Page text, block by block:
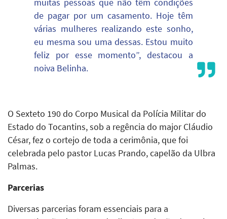
muitas pessoas que não têm condições
de pagar por um casamento. Hoje têm
várias mulheres realizando este sonho,
eu mesma sou uma dessas. Estou muito
feliz por esse momento”, destacou a
noiva Belinha.
O Sexteto 190 do Corpo Musical da Polícia Militar do
Estado do Tocantins, sob a regência do major Cláudio
César, fez o cortejo de toda a cerimônia, que foi
celebrada pelo pastor Lucas Prando, capelão da Ulbra
Palmas.
Parcerias
Diversas parcerias foram essenciais para a